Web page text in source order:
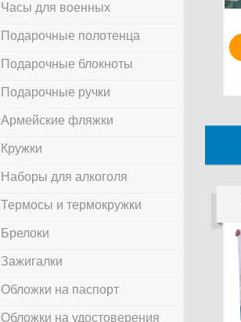
Часы для военных
Подарочные полотенца
Подарочные блокноты
Подарочные ручки
Армейские фляжки
Кружки
Наборы для алкоголя
Термосы и термокружки
Брелоки
Зажигалки
Обложки на паспорт
Обложки на удостоверения